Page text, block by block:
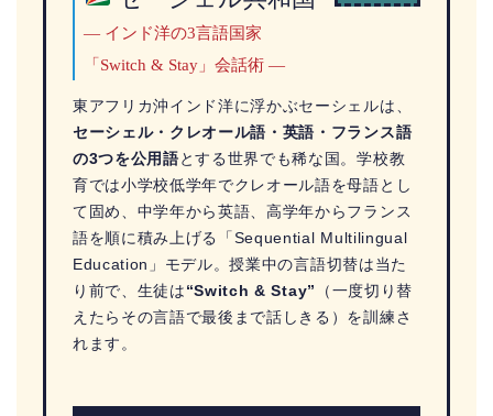
— インド洋の3言語国家
「Switch & Stay」会話術 —
東アフリカ沖インド洋に浮かぶセーシェルは、
セーシェル・クレオール語・英語・フランス語
の3つを公用語 とする世界でも稀な国。学校教
育では小学校低学年でクレオール語を母語とし
て固め、中学年から英語、高学年からフランス
語を順に積み上げる「Sequential Multilingual
Education」モデル。授業中の言語切替は当た
り前で、生徒は “Switch & Stay”
（一度切り替
えたらその言語で最後まで話しきる）を訓練さ
れます。